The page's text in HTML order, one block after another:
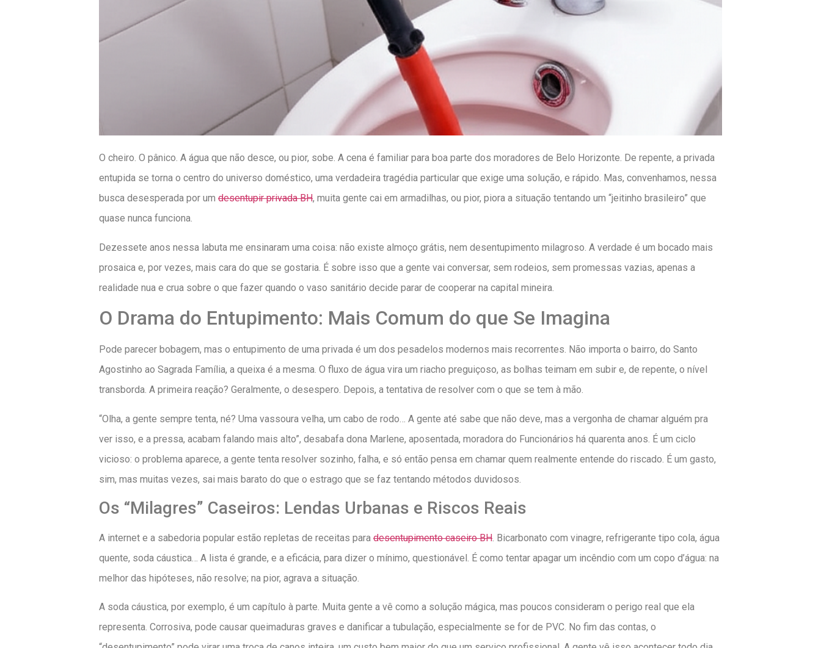
O cheiro. O pânico. A água que não desce, ou pior, sobe. A cena é familiar para boa parte dos moradores de Belo Horizonte. De repente, a privada
entupida se torna o centro do universo doméstico, uma verdadeira tragédia particular que exige uma solução, e rápido. Mas, convenhamos, nessa
busca desesperada por um desentupir privada BH, muita gente cai em armadilhas, ou pior, piora a situação tentando um “jeitinho brasileiro” que
quase nunca funciona.
Dezessete anos nessa labuta me ensinaram uma coisa: não existe almoço grátis, nem desentupimento milagroso. A verdade é um bocado mais
prosaica e, por vezes, mais cara do que se gostaria. É sobre isso que a gente vai conversar, sem rodeios, sem promessas vazias, apenas a
realidade nua e crua sobre o que fazer quando o vaso sanitário decide parar de cooperar na capital mineira.
O Drama do Entupimento: Mais Comum do que Se Imagina
Pode parecer bobagem, mas o entupimento de uma privada é um dos pesadelos modernos mais recorrentes. Não importa o bairro, do Santo
Agostinho ao Sagrada Família, a queixa é a mesma. O fluxo de água vira um riacho preguiçoso, as bolhas teimam em subir e, de repente, o nível
transborda. A primeira reação? Geralmente, o desespero. Depois, a tentativa de resolver com o que se tem à mão.
“Olha, a gente sempre tenta, né? Uma vassoura velha, um cabo de rodo… A gente até sabe que não deve, mas a vergonha de chamar alguém pra
ver isso, e a pressa, acabam falando mais alto”, desabafa dona Marlene, aposentada, moradora do Funcionários há quarenta anos. É um ciclo
vicioso: o problema aparece, a gente tenta resolver sozinho, falha, e só então pensa em chamar quem realmente entende do riscado. É um gasto,
sim, mas muitas vezes, sai mais barato do que o estrago que se faz tentando métodos duvidosos.
Os “Milagres” Caseiros: Lendas Urbanas e Riscos Reais
A internet e a sabedoria popular estão repletas de receitas para desentupimento caseiro BH. Bicarbonato com vinagre, refrigerante tipo cola, água
quente, soda cáustica… A lista é grande, e a eficácia, para dizer o mínimo, questionável. É como tentar apagar um incêndio com um copo d’água: na
melhor das hipóteses, não resolve; na pior, agrava a situação.
A soda cáustica, por exemplo, é um capítulo à parte. Muita gente a vê como a solução mágica, mas poucos consideram o perigo real que ela
representa. Corrosiva, pode causar queimaduras graves e danificar a tubulação, especialmente se for de PVC. No fim das contas, o